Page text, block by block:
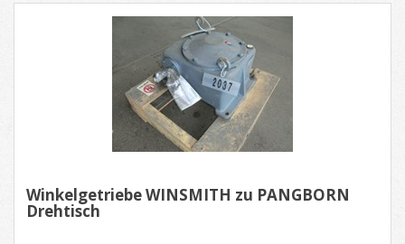
Winkelgetriebe WINSMITH zu PANGBORN
Drehtisch